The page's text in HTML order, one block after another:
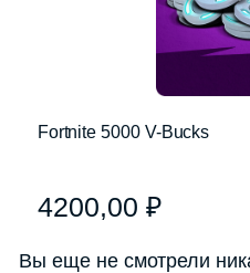
Fortnite 5000 V-Bucks
4200,00 ₽
Вы еще не смотрели